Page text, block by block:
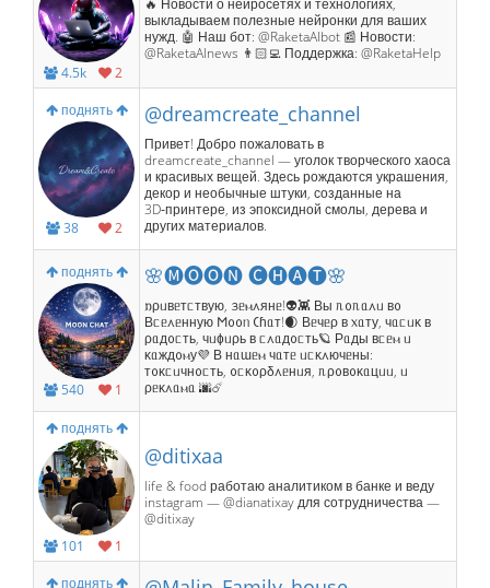
4.5k 2
🔥 Новости о нейросетях и технологиях,
выкладываем полезные нейронки для ваших
нужд. 🤖 Наш бот: @RaketaAIbot 📰 Новости:
@RaketaAInews 👨🏻‍💻 Поддержка: @RaketaHelp
поднять
38 2
@dreamcreate_channel
Привет! Добро пожаловать в
dreamcreate_channel — уголок творческого хаоса
и красивых вещей. Здесь рождаются украшения,
декор и необычные штуки, созданные на
3D‑принтере, из эпоксидной смолы, дерева и
других материалов.
поднять
540 1
🌸🅜🅞🅞🅝 🅒🅗🅐🅣🌸
𐌿ρᥙʙᥱᴛᥴᴛʙую, ᤋᥱⲙ᧘янᥱ!👽👾 Вы ᥰ᧐ᥰᥲ᧘ᥙ ʙ᧐
Вᥴᥱ᧘ᥱнную 𐌑᧐᧐ᥒ 𑀝ɦᥲᴛ!🌒 Вᥱчᥱρ ʙ ᥊ᥲᴛу, чᥲᥴᥙκ ʙ
ρᥲд᧐ᥴᴛь, чᥙɸᥙρь ʙ ᥴ᧘ᥲд᧐ᥴᴛь🪐 Рᥲды ʙᥴᥱⲙ ᥙ
κᥲжд᧐ⲙу💜 В нᥲɯᥱⲙ чᥲᴛᥱ ᥙᥴκ᧘ючᥱны:
ᴛ᧐κᥴᥙчн᧐ᥴᴛь, ᧐ᥴκ᧐ρδ᧘ᥱнᥙя, ᥰρ᧐ʙ᧐κᥲцᥙᥙ, ᥙ
ρᥱκ᧘ᥲⲙᥲ 🌆☄️
поднять
101 1
@ditixaa
life & food работаю аналитиком в банке и веду
instagram — @dianatixay для сотрудничества —
@ditixay
поднять